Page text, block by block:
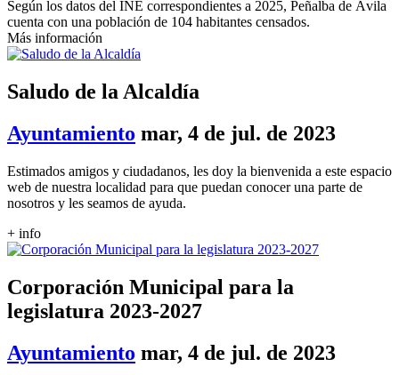
Según los datos del INE correspondientes a 2025, Peñalba de Ávila
cuenta con una población de 104 habitantes censados.
Más información
Saludo de la Alcaldía
Ayuntamiento mar, 4 de jul. de 2023
Estimados amigos y ciudadanos, les doy la bienvenida a este espacio
web de nuestra localidad para que puedan conocer una parte de
nosotros y les seamos de ayuda.
+ info
Corporación Municipal para la
legislatura 2023-2027
Ayuntamiento mar, 4 de jul. de 2023